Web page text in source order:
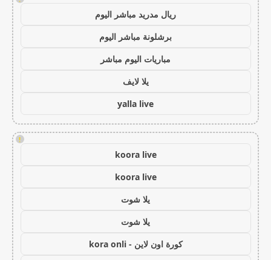
ريال مدريد مباشر اليوم
برشلونة مباشر اليوم
مباريات اليوم مباشر
يلا لايف
yalla live
!
koora live
koora live
يلا شوت
يلا شوت
كورة اون لاين - kora onli